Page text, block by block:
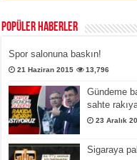
Popüler Haberler
Spor salonuna baskın!
21 Haziran 2015 13,796
Gündeme
sahte
23 Aralık
Sigaraya